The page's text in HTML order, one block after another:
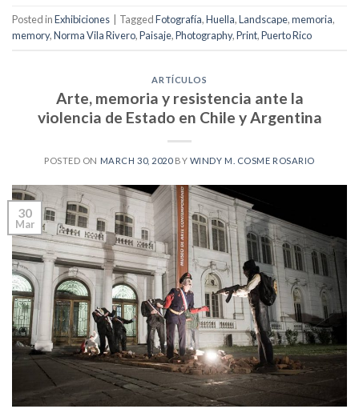
Posted inExhibiciones TaggedFotografía,Huella,Landscape,memoria,
memory,Norma Vila Rivero,Paisaje,Photography,Print,Puerto Rico
ARTÍCULOS
Arte, memoria y resistencia ante la
violencia de Estado en Chile y Argentina
POSTED ON MARCH 30, 2020BY WINDY M. COSME ROSARIO
30
Mar